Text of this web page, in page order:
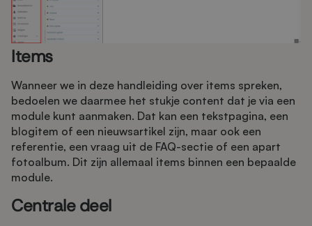
Items
Wanneer we in deze handleiding over items spreken,
bedoelen we daarmee het stukje content dat je via een
module kunt aanmaken. Dat kan een tekstpagina, een
blogitem of een nieuwsartikel zijn, maar ook een
referentie, een vraag uit de FAQ-sectie of een apart
fotoalbum. Dit zijn allemaal items binnen een bepaalde
module.
Centrale deel